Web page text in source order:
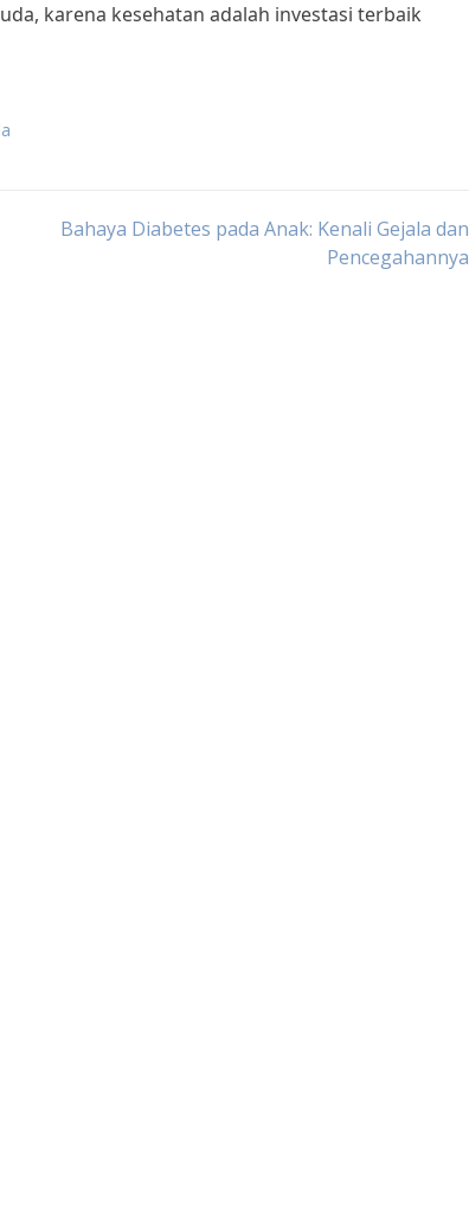
karena kesehatan adalah investasi terbaik
Bahaya Diabetes pada Anak: Kenali Gejala dan
Pencegahannya